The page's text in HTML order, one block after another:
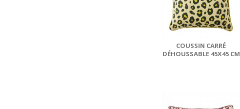
COUSSIN CARRÉ
DÉHOUSSABLE 45X45 CM